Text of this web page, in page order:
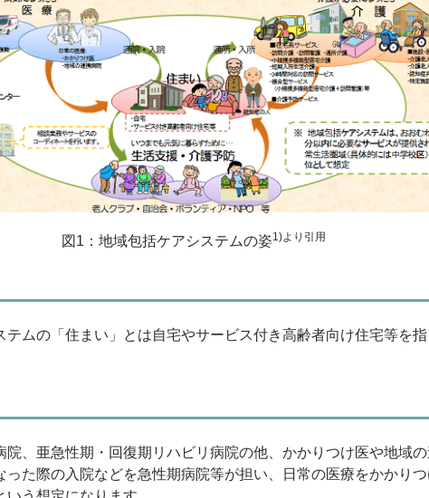
図1：地域包括ケアシステムの姿1)より引用
ムの「住まい」とは自宅やサービス付き高齢者向け住宅等を
、亜急性期・回復期リハビリ病院の他、かかりつけ医や地域
った際の入院などを急性期病院等が担い、日常の医療をかかり